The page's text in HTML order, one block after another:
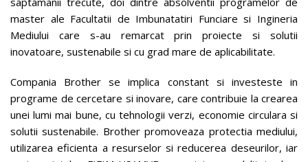
master ale Facultatii de Imbunatatiri Funciare si Ingineria
Mediului care s-au remarcat prin proiecte si solutii
inovatoare, sustenabile si cu grad mare de aplicabilitate.
Compania Brother se implica constant si investeste in
programe de cercetare si inovare, care contribuie la crearea
unei lumi mai bune, cu tehnologii verzi, economie circulara si
solutii sustenabile. Brother promoveaza protectia mediului,
utilizarea eficienta a resurselor si reducerea deseurilor, iar